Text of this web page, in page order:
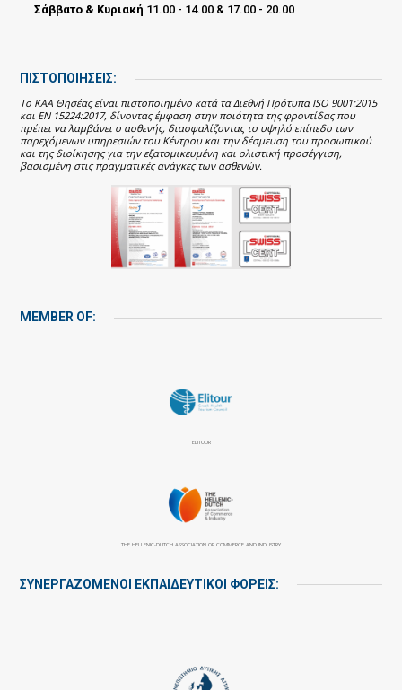
Σάββατο & Κυριακή 11.00 - 14.00 & 17.00 - 20.00
ΠΙΣΤΟΠΟΙΗΣΕΙΣ:
Το ΚΑΑ Θησέας είναι πιστοποιημένο κατά τα Διεθνή Πρότυπα ISO 9001:2015
και EN 15224:2017, δίνοντας έμφαση στην ποιότητα της φροντίδας που
πρέπει να λαμβάνει ο ασθενής, διασφαλίζοντας το υψηλό επίπεδο των
παρεχόμενων υπηρεσιών του Κέντρου και την δέσμευση του προσωπικού
και της διοίκησης για την εξατομικευμένη και ολιστική προσέγγιση,
βασισμένη στις πραγματικές ανάγκες των ασθενών.
MEMBER OF:
ELITOUR
THE HELLENIC-DUTCH ASSOCIATION OF COMMERCE AND INDUSTRY
ΣΥΝΕΡΓΑΖΌΜΕΝΟΙ ΕΚΠΑΙΔΕΥΤΙΚΟΊ ΦΟΡΕΊΣ: